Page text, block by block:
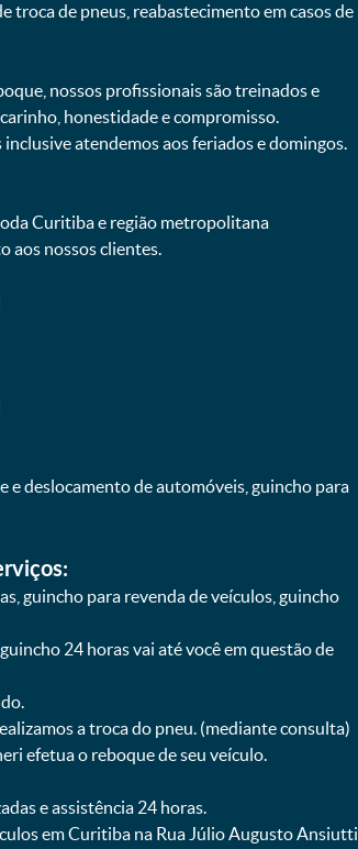
troca de pneus, reabastecimento em casos de
nossos profissionais são treinados e
honestidade e compromisso.
inclusive atendemos aos feriados e domingos.
Curitiba e região metropolitana
aos nossos clientes.
e deslocamento de automóveis, guincho para
guincho para revenda de veículos, guincho
24 horas vai até você em questão de
a troca do pneu. (mediante consulta)
efetua o reboque de seu veículo.
e assistência 24 horas.
em Curitiba na Rua Júlio Augusto Ansiutti